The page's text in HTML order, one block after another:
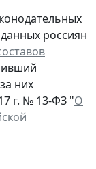
россиян
них
г. № 13-ФЗ "О